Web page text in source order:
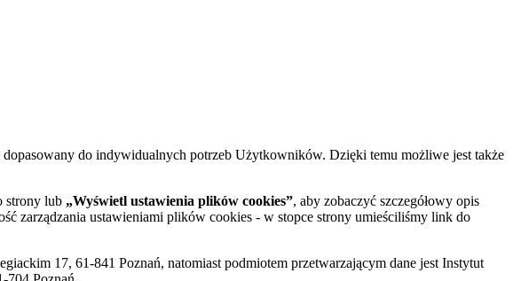
do indywidualnych potrzeb Użytkowników. Dzięki temu możliwe jest także
strony lub „Wyświetl ustawienia plików cookies”, aby zobaczyć szczegółowy opis
zarządzania ustawieniami plików cookies - w stopce strony umieściliśmy link do
17, 61-841 Poznań, natomiast podmiotem przetwarzającym dane jest Instytut